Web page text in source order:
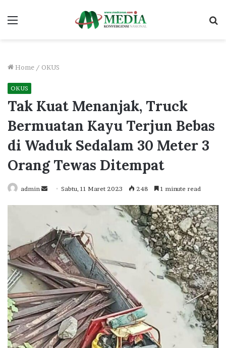
Menu
Home / OKUS
OKUS
Tak Kuat Menanjak, Truck
Bermuatan Kayu Terjun Bebas
di Waduk Sedalam 30 Meter 3
Orang Tewas Ditempat
admin
Send
email
Sabtu, 11 Maret 2023 248 1 minute read